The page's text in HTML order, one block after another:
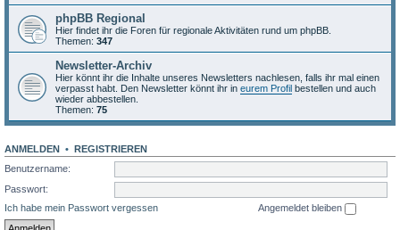
phpBB Regional
Hier findet ihr die Foren für regionale Aktivitäten rund um phpBB.
Themen: 347
Newsletter-Archiv
Hier könnt ihr die Inhalte unseres Newsletters nachlesen, falls ihr mal einen
verpasst habt. Den Newsletter könnt ihr in eurem Profil bestellen und auch
wieder abbestellen.
Themen: 75
ANMELDEN • REGISTRIEREN
Benutzername:
Passwort:
Ich habe mein Passwort vergessen
Angemeldet bleiben